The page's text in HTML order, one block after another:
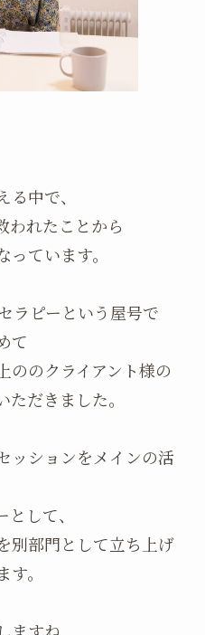
中で、
われたことから
ています。
ラピーという屋号で
て
ののクライアント様の
だきました。
ッションをメインの活
して、
別部門として立ち上げ
。